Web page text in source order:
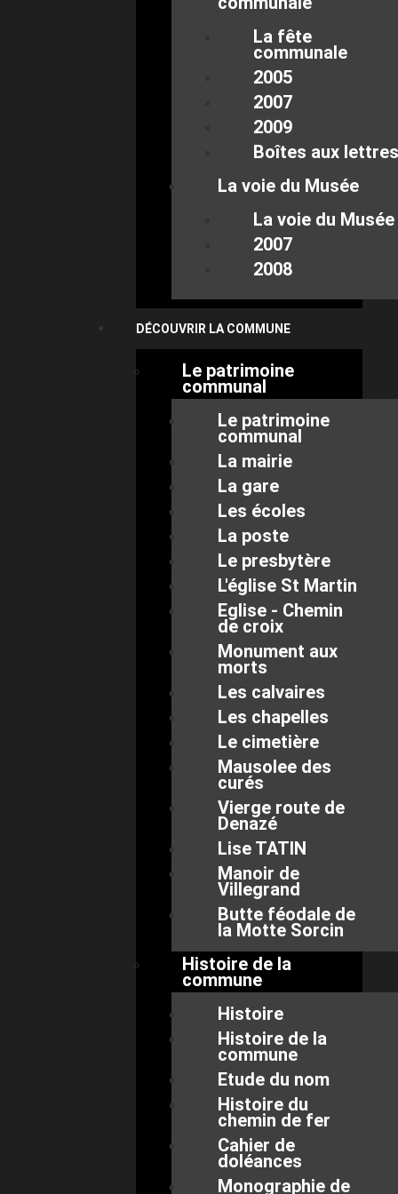
La fête
communale
2005
2007
2009
Boîtes aux lettres
La voie du Musée
La voie du Musée
2007
2008
DÉCOUVRIR LA COMMUNE
Le patrimoine
communal
Le patrimoine
communal
La mairie
La gare
Les écoles
La poste
Le presbytère
L'église St Martin
Eglise - Chemin
de croix
Monument aux
morts
Les calvaires
Les chapelles
Le cimetière
Mausolee des
curés
Vierge route de
Denazé
Lise TATIN
Manoir de
Villegrand
Butte féodale de
la Motte Sorcin
Histoire de la
commune
Histoire
Histoire de la
commune
Etude du nom
Histoire du
chemin de fer
Cahier de
doléances
Monographie de